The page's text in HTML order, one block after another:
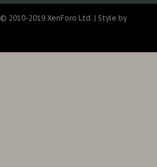
© 2010-2019 XenForo Ltd. | Style by